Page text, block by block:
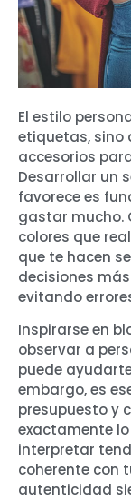
El estilo
etiquetas, sino
accesorios
Desarrollar un
favorece es
gastar mucho.
colores que
que te hacen
decisiones
evitando
Inspirarse en
observar a
puede
embargo, es
presupuesto y
exactamente
interpretar
coherente con
autenticidad